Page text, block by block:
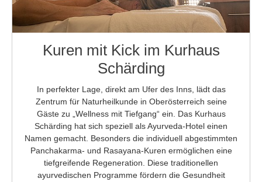
Kuren mit Kick im Kurhaus
Schärding
In perfekter Lage, direkt am Ufer des Inns, lädt das
Zentrum für Naturheilkunde in Oberösterreich seine
Gäste zu „Wellness mit Tiefgang“ ein. Das Kurhaus
Schärding hat sich speziell als Ayurveda-Hotel einen
Namen gemacht. Besonders die individuell abgestimmten
Panchakarma- und Rasayana-Kuren ermöglichen eine
tiefgreifende Regeneration. Diese traditionellen
ayurvedischen Programme fördern die Gesundheit